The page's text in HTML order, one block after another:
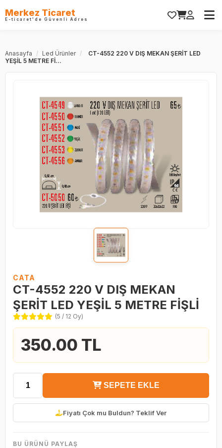
Merkez Ticaret
E-ticaret'de Güvenli Adres
Anasayfa / Led Ürünler /
CT-4552 220 V DIŞ MEKAN ŞERİT LED
YEŞİL 5 METRE Fİ...
CATA
CT-4552 220 V DIŞ MEKAN
ŞERİT LED YEŞİL 5 METRE FİŞLİ
(5 / 12 Oy)
350.00 TL
SEPETE EKLE
Fiyatı Çok mu Buldun? Teklif Ver
BU ÜRÜNÜ PAYLAŞ